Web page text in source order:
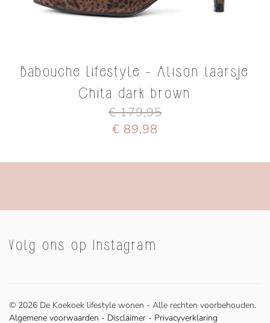
Babouche Lifestyle - Alison laarsje
Chita dark brown
€ 179,95
€ 89,98
Volg ons op Instagram
© 2026 De Koekoek lifestyle wonen - Alle rechten voorbehouden.
Algemene voorwaarden - Disclaimer - Privacyverklaring